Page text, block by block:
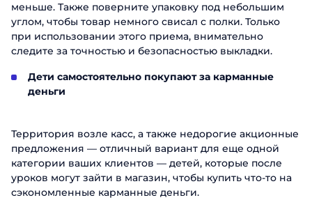
меньше. Также поверните упаковку под небольшим
углом, чтобы товар немного свисал с полки. Только
при использовании этого приема, внимательно
следите за точностью и безопасностью выкладки.
Дети самостоятельно покупают за карманные
деньги
Территория возле касс, а также недорогие акционные
предложения — отличный вариант для еще одной
категории ваших клиентов — детей, которые после
уроков могут зайти в магазин, чтобы купить что-то на
сэкономленные карманные деньги.